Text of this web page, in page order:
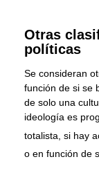
Otras
políticas
Se consideran
función de si se
de solo una
ideología es
totalista, si hay
o en función de